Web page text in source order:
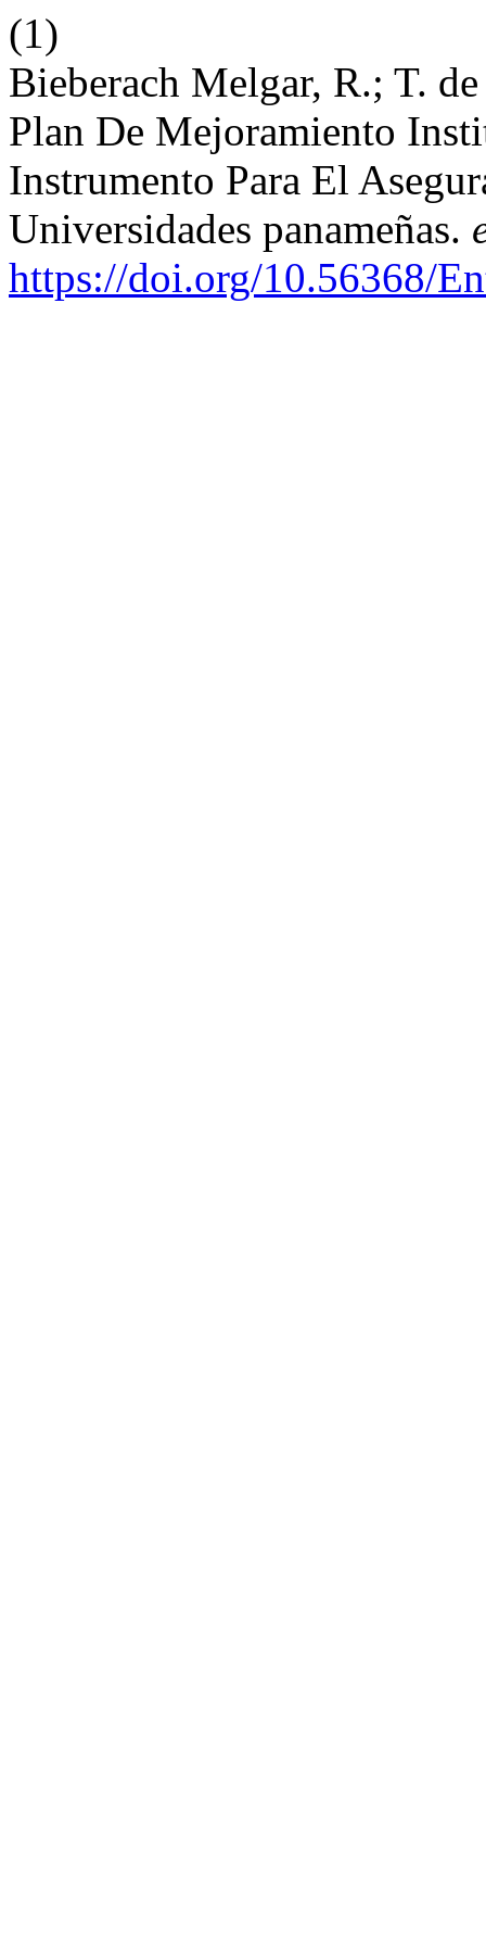
(1)
Bieberach Melgar, R.; T.
Plan De Mejoramiento
Instrumento Para El
Universidades panameñas.
https://doi.org/10.56368/